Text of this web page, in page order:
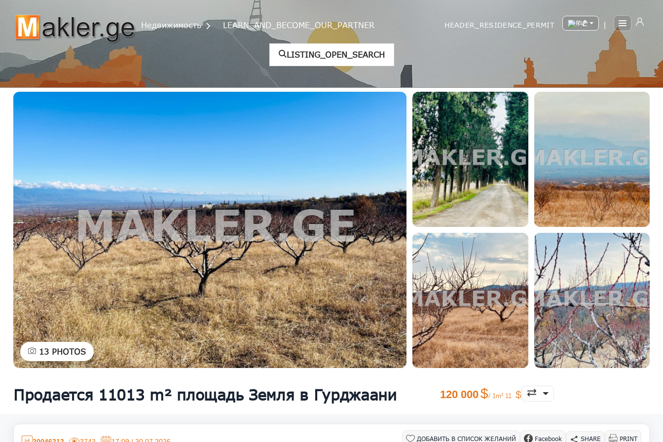
Недвижимость LEARN_AND_BECOME_OUR_PARTNER HEADER_RESIDENCE_PERMIT /
LISTING_OPEN_SEARCH
13 PHOTOS
Продается 11013 m² площадь Земля в Гурджаани 120 000 / 1m² 11
ДОБАВИТЬ В СПИСОК ЖЕЛАНИЙ Facebook SHARE PRINT